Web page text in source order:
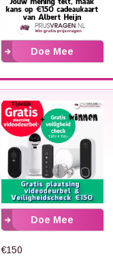
Doe Mee
Doe Mee
€150